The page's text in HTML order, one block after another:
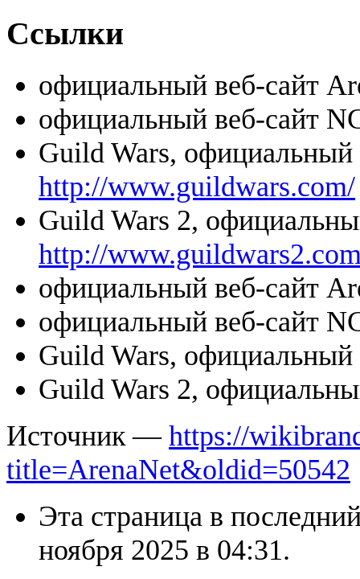
Ссылки
официальный веб-сайт
официальный веб-сайт
Guild Wars,
http://www.guildwars.com/
Guild Wars 2,
http://
официальный веб-сайт
официальный веб-сайт
Guild Wars, официальный
Guild Wars 2,
Источник — https://
title=ArenaNet&oldid=50542
Эта страница в
ноября 2025 в 04:31.